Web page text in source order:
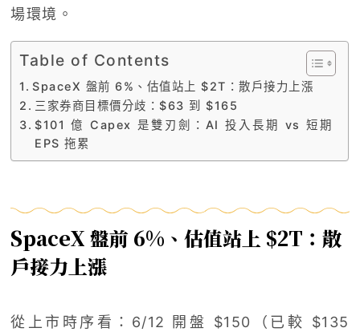
場環境。
Table of Contents
SpaceX 盤前 6%、估值站上 $2T：散戶接力上漲
三家券商目標價分歧：$63 到 $165
$101 億 Capex 是雙刃劍：AI 投入長期 vs 短期
EPS 拖累
SpaceX 盤前 6%、估值站上 $2T：散
戶接力上漲
從上市時序看：6/12 開盤 $150（已較 $135